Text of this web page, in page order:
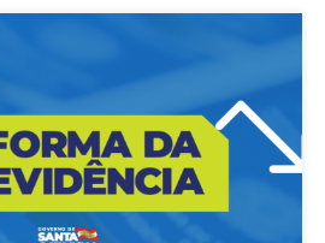
feira o presidente do IPREV,
e o diretor jurídico,
de um debate com o
do Diário Catarinense. Na live,
minutos, os representantes do
sobre as regras e os prazos da